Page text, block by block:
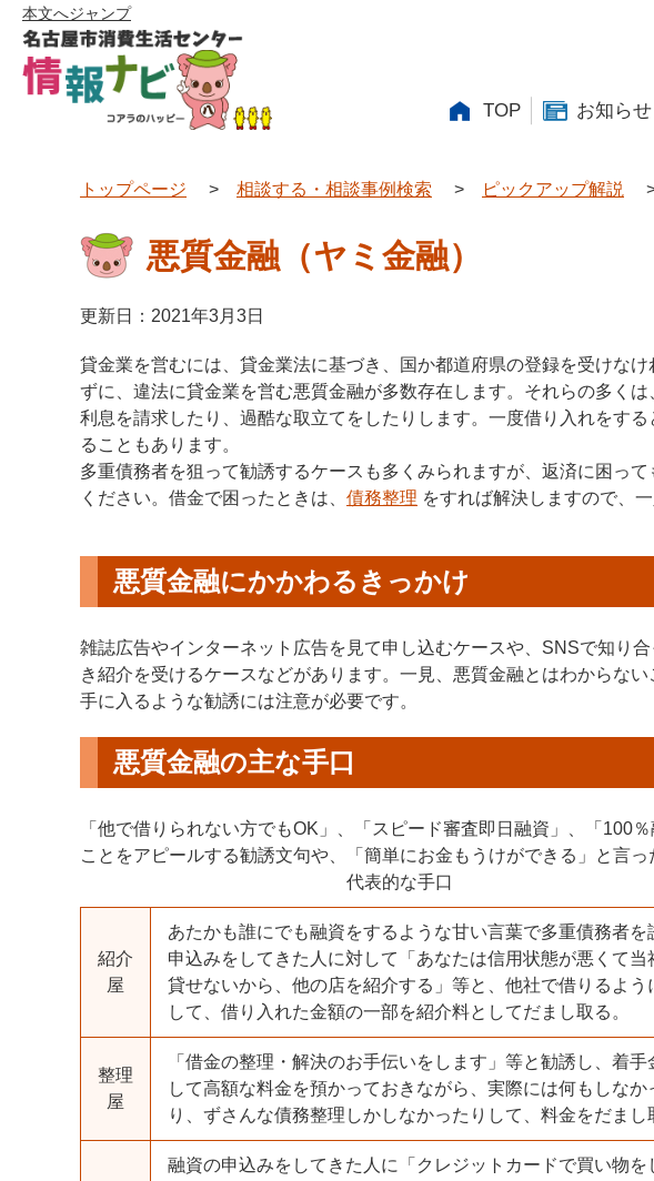
本文へジャンプ
TOP お知らせ
トップページ > 相談する・相談事例検索 > ピックアップ解説
悪質金融（ヤミ金融）
更新日：2021年3月3日
貸金業を営むには、貸金業法に基づき、国か都道府県の登録を受けな
ずに、違法に貸金業を営む悪質金融が多数存在します。それらの多く
利息を請求したり、過酷な取立てをしたりします。一度借り入れをす
ることもあります。
多重債務者を狙って勧誘するケースも多くみられますが、返済に困っ
ください。借金で困ったときは、 債務整理 をすれば解決しますので、
悪質金融にかかわるきっかけ
雑誌広告やインターネット広告を見て申し込むケースや、SNSで知り
き紹介を受けるケースなどがあります。一見、悪質金融とはわからな
手に入るような勧誘には注意が必要です。
悪質金融の主な手口
「他で借りられない方でもOK」、「スピード審査即日融資」、「100
ことをアピールする勧誘文句や、「簡単にお金もうけができる」と言っ
代表的な手口
紹介
屋
あたかも誰にでも融資をするような甘い言葉で多重債務者を
申込みをしてきた人に対して「あなたは信用状態が悪くて当
貸せないから、他の店を紹介する」等と、他社で借りるよう
して、借り入れた金額の一部を紹介料としてだまし取る。
整理
屋
「借金の整理・解決のお手伝いをします」等と勧誘し、着手
して高額な料金を預かっておきながら、実際には何もしなか
り、ずさんな債務整理しかしなかったりして、料金をだまし
融資の申込みをしてきた人に「クレジットカードで買い物を